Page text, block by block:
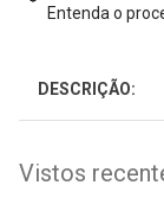
Entenda o
DESCRIÇÃO:
Vistos